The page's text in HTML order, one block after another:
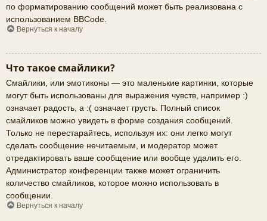
по форматированию сообщений может быть реализована с
использованием BBCode.
Вернуться к началу
Что такое смайлики?
Смайлики, или эмотиконы — это маленькие картинки, которые
могут быть использованы для выражения чувств, например :)
означает радость, а :( означает грусть. Полный список
смайликов можно увидеть в форме создания сообщений.
Только не перестарайтесь, используя их: они легко могут
сделать сообщение нечитаемым, и модератор может
отредактировать ваше сообщение или вообще удалить его.
Администратор конференции также может ограничить
количество смайликов, которое можно использовать в
сообщении.
Вернуться к началу